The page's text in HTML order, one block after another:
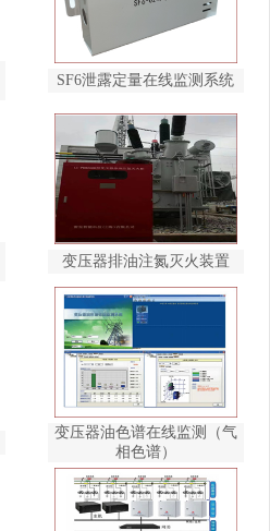
SF6泄露定量在线监测系统
变压器排油注氮灭火装置
变压器油色谱在线监测（气
相色谱）